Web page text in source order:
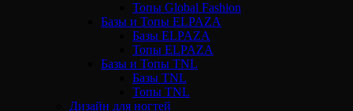
Топы Global Fashion
Базы и Топы ELPAZA
Базы ELPAZA
Топы ELPAZA
Базы и Топы TNL
Базы TNL
Топы TNL
Дизайн для ногтей